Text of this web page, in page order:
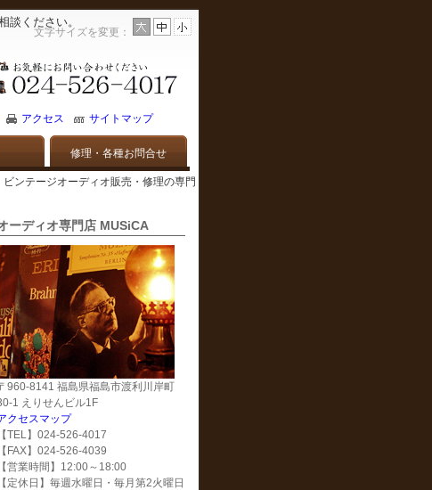
談ください。
文字サイズを変更：
アクセス
サイトマップ
修理・各種お問合せ
ンテージオーディオ販売・修理の専門
ーディオ専門店 MUSiCA
960-8141 福島県福島市渡利川岸町
1 えりせんビル1F
クセスマップ
【TEL】024-526-4017
【FAX】024-526-4039
【営業時間】12:00～18:00
【定休日】毎週水曜日・毎月第2火曜日